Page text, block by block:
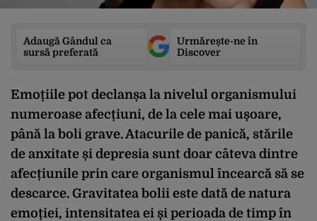
Adaugă Gândul ca
sursă preferată
Urmărește-ne în
Discover
Emoțiile pot declanșa la nivelul organismului
numeroase afecțiuni, de la cele mai ușoare,
până la boli grave. Atacurile de panică, stările
de anxitate și depresia sunt doar câteva dintre
afecțiunile prin care organismul încearcă să se
descarce. Gravitatea bolii este dată de natura
emoției, intensitatea ei și perioada de timp în